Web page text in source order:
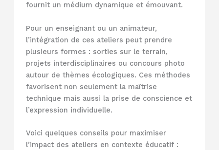
fournit un médium dynamique et émouvant.
Pour un enseignant ou un animateur,
l’intégration de ces ateliers peut prendre
plusieurs formes : sorties sur le terrain,
projets interdisciplinaires ou concours photo
autour de thèmes écologiques. Ces méthodes
favorisent non seulement la maîtrise
technique mais aussi la prise de conscience et
l’expression individuelle.
Voici quelques conseils pour maximiser
l’impact des ateliers en contexte éducatif :